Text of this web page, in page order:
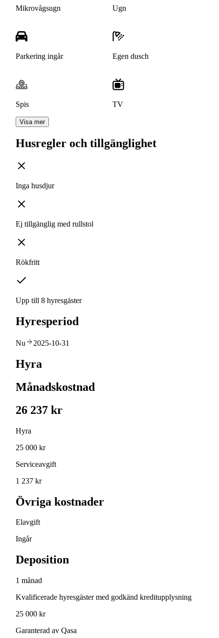
Mikrovågsugn Ugn
Parkering ingår Egen dusch
Spis TV
Visa mer
Husregler och tillgänglighet
Inga husdjur
Ej tillgänglig med rullstol
Rökfritt
Upp till 8 hyresgäster
Hyresperiod
Nu 2025-10-31
Hyra
Månadskostnad
26 237 kr
Hyra
25 000 kr
Serviceavgift
1 237 kr
Övriga kostnader
Elavgift
Ingår
Deposition
1 månad
Kvalificerade hyresgäster med godkänd kreditupplysning
25 000 kr
Garanterad av Qasa